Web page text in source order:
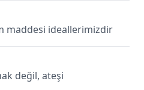
maddesi ideallerimizdir
değil, ateşi